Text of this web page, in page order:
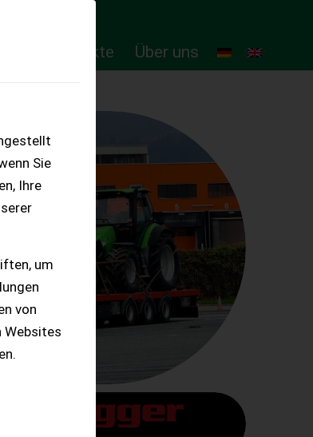
Sie
Ihre
um
von
Websites
Online-Produkte Über uns